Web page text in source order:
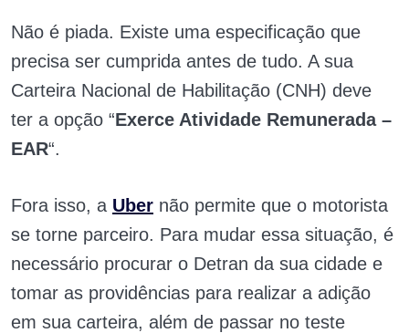
Não é piada. Existe uma especificação que
precisa ser cumprida antes de tudo. A sua
Carteira Nacional de Habilitação (CNH) deve
ter a opção “Exerce Atividade Remunerada –
EAR“.
Fora isso, a Uber não permite que o motorista
se torne parceiro. Para mudar essa situação, é
necessário procurar o Detran da sua cidade e
tomar as providências para realizar a adição
em sua carteira, além de passar no teste